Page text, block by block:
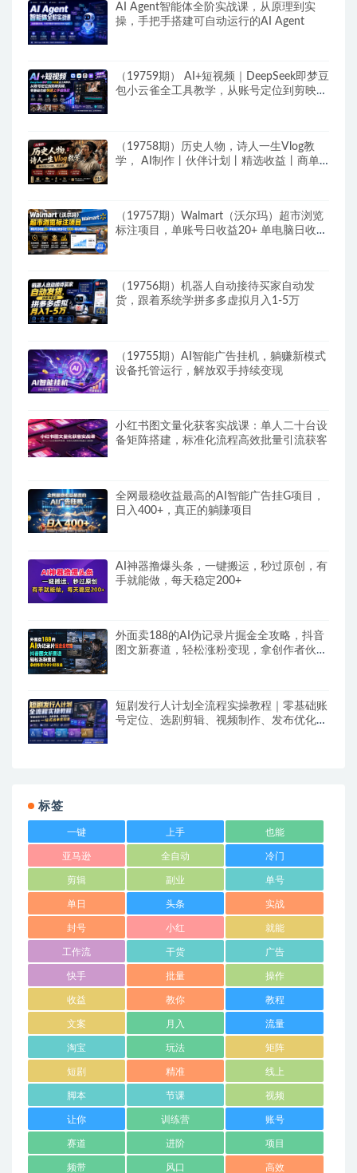
AI Agent智能体全阶实战课，从原理到实
操，手把手搭建可自动运行的AI Agent
（19759期） AI+短视频｜DeepSeek即梦豆
包小云雀全工具教学，从账号定位到剪映剪
（19758期）历史人物，诗人一生Vlog教
学， AI制作丨伙伴计划丨精选收益丨商单
（19757期）Walmart（沃尔玛）超市浏览
标注项目，单账号日收益20+ 单电脑日收益
（19756期）机器人自动接待买家自动发
货，跟着系统学拼多多虚拟月入1-5万
（19755期）AI智能广告挂机，躺赚新模式
设备托管运行，解放双手持续变现
小红书图文量化获客实战课：单人二十台设
备矩阵搭建，标准化流程高效批量引流获客
全网最稳收益最高的AI智能广告挂G项目，
日入400+，真正的躺賺项目
AI神器撸爆头条，一键搬运，秒过原创，有
手就能做，每天稳定200+
外面卖188的AI伪记录片掘金全攻略，抖音
图文新赛道，轻松涨粉变现，拿创作者伙伴
短剧发行人计划全流程实操教程｜零基础账
号定位、选剧剪辑、视频制作、发布优化一
标签
一键 上手 也能
亚马逊 全自动 冷门
剪辑 副业 单号
单日 头条 实战
封号 小红 就能
工作流 干货 广告
快手 批量 操作
收益 教你 教程
文案 月入 流量
淘宝 玩法 矩阵
短剧 精准 线上
脚本 节课 视频
让你 训练营 账号
赛道 进阶 项目
频带 风口 高效